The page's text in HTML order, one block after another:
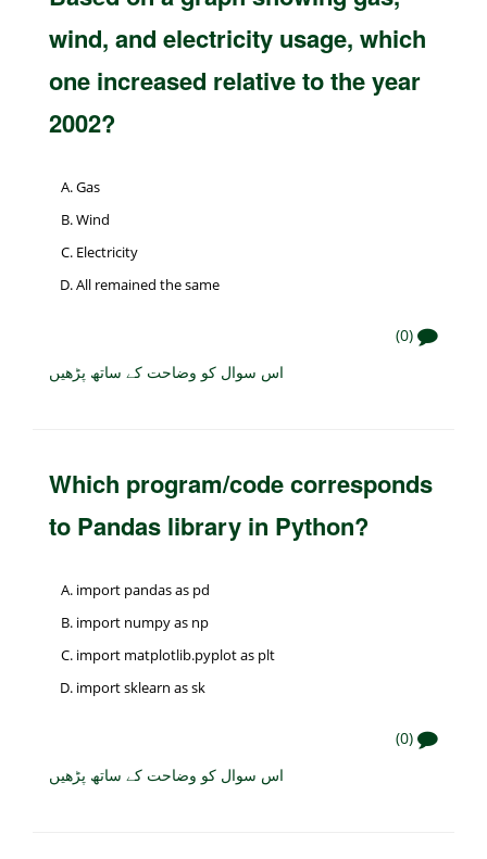
wind, and electricity usage, which
one increased relative to the year
2002?
Gas
Wind
Electricity
All remained the same
(0)
اس سوال کو وضاحت کے ساتھ پڑھیں
Which program/code corresponds
to Pandas library in Python?
import pandas as pd
import numpy as np
import matplotlib.pyplot as plt
import sklearn as sk
(0)
اس سوال کو وضاحت کے ساتھ پڑھیں